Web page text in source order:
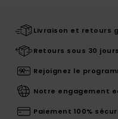
Livraison et retours
Retours sous 30 jours
Rejoignez le
Notre engagement
Paiement 100%